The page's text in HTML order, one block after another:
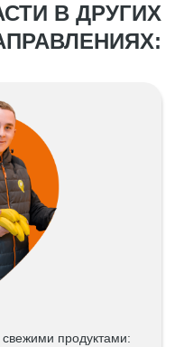
В ДРУГИХ
продуктами: